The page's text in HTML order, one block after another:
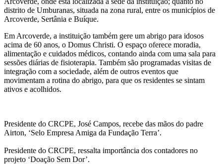
distrito de Umburanas, situada na zona rural, entre os municípios de
Arcoverde, Sertânia e Buíque.
Em Arcoverde, a instituição também gere um abrigo para idosos
acima de 60 anos, o Domus Christi. O espaço oferece moradia,
alimentação e cuidados médicos, contando ainda com uma sala para
sessões diárias de fisioterapia. Também são programadas visitas de
integração com a sociedade, além de outros eventos que
movimentam a rotina do abrigo, para que os residentes se sintam
ativos e acolhidos.
Presidente do CRCPE, José Campos, recebe das mãos do padre
Airton, ‘Selo Empresa Amiga da Fundação Terra’.
Presidente do CRCPE, ressalta importância dos contadores no
projeto ‘Doação Sem Dor’.